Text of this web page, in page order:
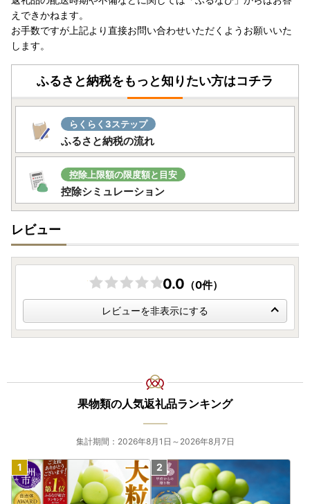
えできかねます。
お手数ですが上記より直接お問い合わせいただくようお願いいた
します。
ふるさと納税をもっと知りたい方はコチラ
らくらく3ステップ
ふるさと納税の流れ
控除上限額の限度額と目安
控除シミュレーション
レビュー
0.0 （0件）
レビューを非表示にする
果物類の人気返礼品ランキング
集計期間：2026年8月1日～2026年8月7日